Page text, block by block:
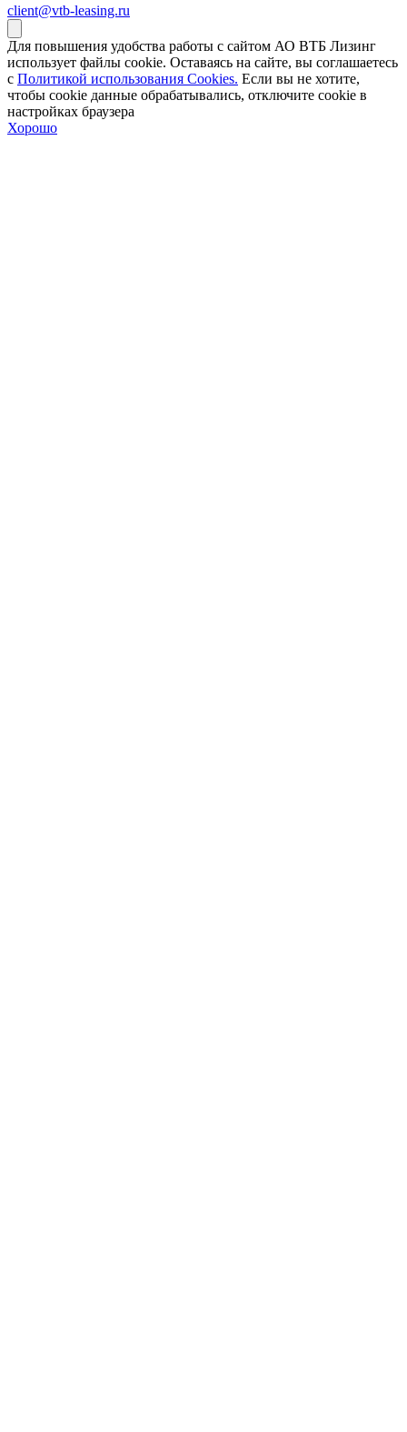
client@vtb-leasing.ru
Для повышения удобства работы с сайтом АО ВТБ Лизинг
использует файлы cookie. Оставаясь на сайте, вы соглашаетесь
с Политикой использования Cookies. Если вы не хотите,
чтобы сookie данные обрабатывались, отключите cookie в
настройках браузера
Хорошо